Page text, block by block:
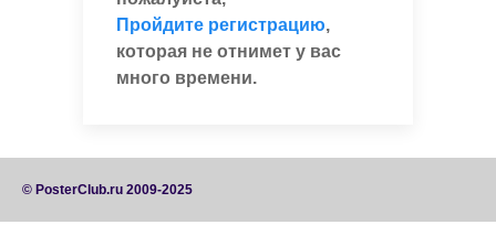
Пройдите регистрацию,
которая не отнимет у вас
много времени.
© PosterClub.ru 2009-2025